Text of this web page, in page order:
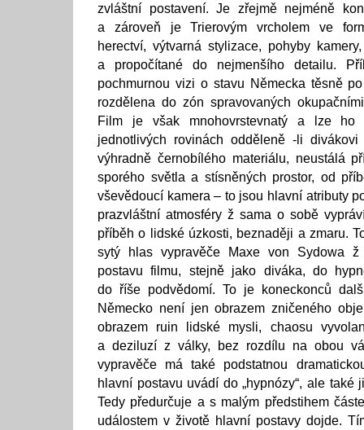
zvláštní postavení. Je zřejmě nejméně
a zároveň je Trierovým vrcholem ve
herectví, výtvarná stylizace, pohyby
a propočítané do nejmenšího detailu.
pochmurnou vizi o stavu Německa těsně
rozdělena do zón spravovaných
Film je však mnohovrstevnatý a lze
jednotlivých rovinách odděleně -li
výhradně černobílého materiálu, neustálá
sporého světla a stísněných prostor, od
vševědoucí kamera – to jsou hlavní atributy
prazvláštní atmosféry ž sama o sobě
příběh o lidské úzkosti, beznaději a zmaru.
sytý hlas vypravěče Maxe von Sydowa
postavu filmu, stejně jako diváka, do
do říše podvědomí. To je koneckonců
Německo není jen obrazem zničeného
obrazem ruin lidské mysli, chaosu
a deziluzí z války, bez rozdílu na obou
vypravěče má také podstatnou
hlavní postavu uvádí do „hypnózy“, ale také
Tedy předurčuje a s malým předstihem
událostem v životě hlavní postavy dojde.